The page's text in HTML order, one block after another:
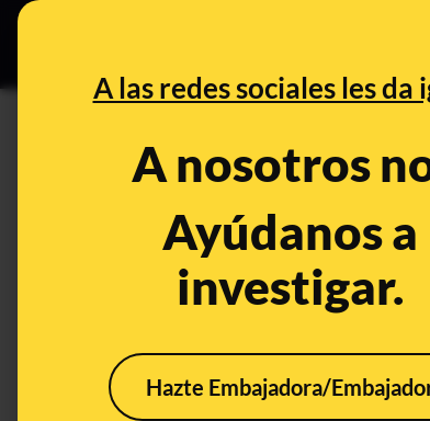
A las redes sociales les da
A nosotros
Ayúdanos a
investigar.
Hazte Embajadora/
Cinco datos que